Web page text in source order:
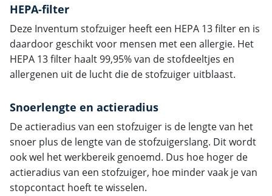
HEPA-filter
Deze Inventum stofzuiger heeft een HEPA 13 filter en is
daardoor geschikt voor mensen met een allergie. Het
HEPA 13 filter haalt 99,95% van de stofdeeltjes en
allergenen uit de lucht die de stofzuiger uitblaast.
Snoerlengte en actieradius
De actieradius van een stofzuiger is de lengte van het
snoer plus de lengte van de stofzuigerslang. Dit wordt
ook wel het werkbereik genoemd. Dus hoe hoger de
actieradius van een stofzuiger, hoe minder vaak je van
stopcontact hoeft te wisselen.